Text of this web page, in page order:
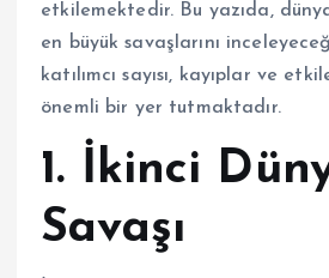
etkilemektedir. Bu yazıda,
en büyük savaşlarını
katılımcı sayısı, kayıplar ve
önemli bir yer tutmaktadır.
1. İkinci
Savaşı